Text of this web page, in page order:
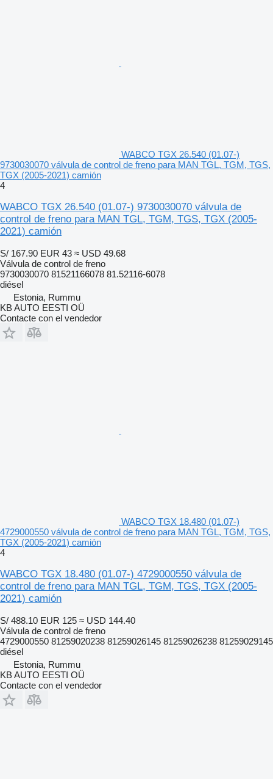
WABCO TGX 26.540 (01.07-)
9730030070 válvula de control de freno para MAN TGL, TGM, TGS,
TGX (2005-2021) camión
4
WABCO TGX 26.540 (01.07-) 9730030070 válvula de
control de freno para MAN TGL, TGM, TGS, TGX (2005-
2021) camión
S/ 167.90 EUR 43 ≈ USD 49.68
Válvula de control de freno
9730030070 81521166078 81.52116-6078
diésel
Estonia, Rummu
KB AUTO EESTI OÜ
Contacte con el vendedor
WABCO TGX 18.480 (01.07-)
4729000550 válvula de control de freno para MAN TGL, TGM, TGS,
TGX (2005-2021) camión
4
WABCO TGX 18.480 (01.07-) 4729000550 válvula de
control de freno para MAN TGL, TGM, TGS, TGX (2005-
2021) camión
S/ 488.10 EUR 125 ≈ USD 144.40
Válvula de control de freno
4729000550 81259020238 81259026145 81259026238 81259029145
diésel
Estonia, Rummu
KB AUTO EESTI OÜ
Contacte con el vendedor